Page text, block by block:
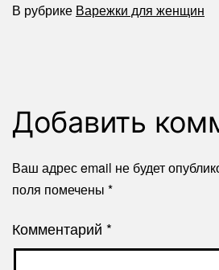
В рубрике Варежки для женщин
Добавить
Ваш адрес email не будет
поля помечены *
Комментарий *